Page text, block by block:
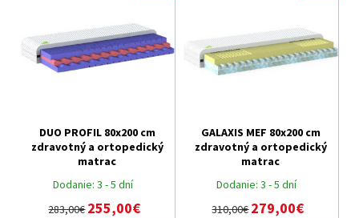
Dodanie: 3 - 5 dní
DUO PROFIL 80x200 cm
zdravotný a ortopedický
matrac
283,00€255,00€
Dodanie: 3 - 5 dní
GALAXIS MEF 80x200 cm
zdravotný a ortopedický
matrac
310,00€279,00€